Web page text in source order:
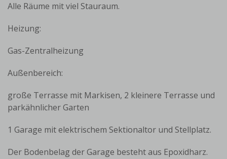
Alle Räume mit viel Stauraum.
Heizung:
Gas-Zentralheizung
Außenbereich:
große Terrasse mit Markisen, 2 kleinere Terrasse und
parkähnlicher Garten
1 Garage mit elektrischem Sektionaltor und Stellplatz.
Der Bodenbelag der Garage besteht aus Epoxidharz.